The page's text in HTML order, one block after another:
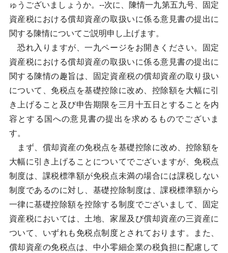
ゅうございましょうか。--次に、陳情一九第五九号、固定
資産税における償却資産の取扱いに係る意見書の提出に
関する陳情についてご説明申し上げます。
恐れ入りますが、一九ページをお開きください。固定
資産税における償却資産の取扱いに係る意見書の提出に
関する陳情の趣旨は、固定資産税の償却資産の取り扱い
について、免税点を基礎控除に改め、控除額を大幅に引
き上げること及び申告期限を三月十五日とすることを内
容とする国への意見書の提出を求めるものでございま
す。
まず、償却資産の免税点を基礎控除に改め、控除額を
大幅に引き上げることについてでございますが、免税点
制度は、課税標準額が免税点未満の場合には課税しない
制度であるのに対し、基礎控除制度は、課税標準額から
一律に基礎控除額を控除する制度でございまして、固定
資産税においては、土地、家屋及び償却資産の三資産に
ついて、いずれも免税点制度とされております。また、
償却資産の免税点は、中小零細企業の税負担に配慮して